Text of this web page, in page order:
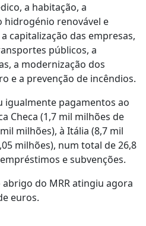
a habitação, a
hidrogénio renovável e
capitalização das empresas,
públicos, a
a modernização dos
e a prevenção de incêndios.
igualmente pagamentos ao
Checa (1,7 mil milhões de
milhões), à Itália (8,7 mil
milhões), num total de 26,8
e subvenções.
do MRR atingiu agora
euros.